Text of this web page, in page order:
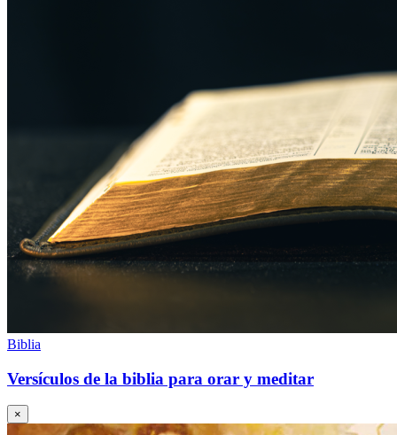
Biblia
Versículos de la biblia para orar y meditar
×